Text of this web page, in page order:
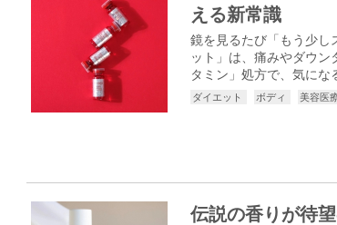
える新常識
鏡を見るたび「もう少し
ット」は、痛みやダウ
タミン」処方で、気に
ダイエット ボディ 美容医
伝説の香りが待